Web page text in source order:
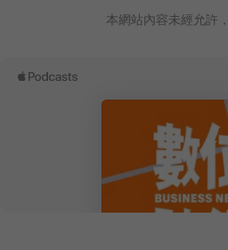
本網站內容未經允許